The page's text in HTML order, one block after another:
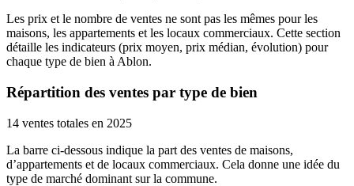
Les prix et le nombre de ventes ne sont pas les mêmes pour les
maisons, les appartements et les locaux commerciaux. Cette section
détaille les indicateurs (prix moyen, prix médian, évolution) pour
chaque type de bien à Ablon.
Répartition des ventes par type de bien
14 ventes totales en 2025
La barre ci-dessous indique la part des ventes de maisons,
d’appartements et de locaux commerciaux. Cela donne une idée du
type de marché dominant sur la commune.